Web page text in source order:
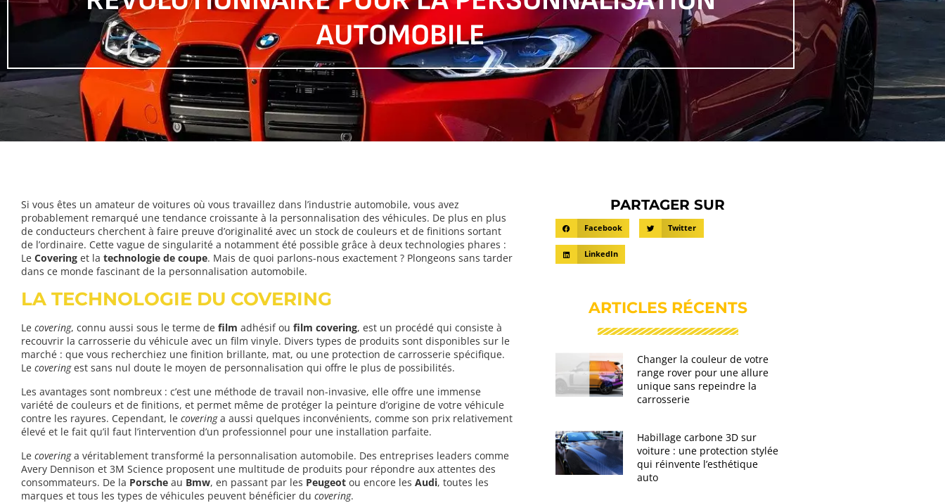
AUTOMOBILE
Si vous êtes un amateur de voitures où vous travaillez dans l’industrie automobile, vous avez
probablement remarqué une tendance croissante à la personnalisation des véhicules. De plus en plus
de conducteurs cherchent à faire preuve d’originalité avec un stock de couleurs et de finitions sortant
de l’ordinaire. Cette vague de singularité a notamment été possible grâce à deux technologies phares :
Le Covering et la technologie de coupe. Mais de quoi parlons-nous exactement ? Plongeons sans tarder
dans ce monde fascinant de la personnalisation automobile.
LA TECHNOLOGIE DU COVERING
Le covering, connu aussi sous le terme de film adhésif ou film covering, est un procédé qui consiste à
recouvrir la carrosserie du véhicule avec un film vinyle. Divers types de produits sont disponibles sur le
marché : que vous recherchiez une finition brillante, mat, ou une protection de carrosserie spécifique.
Le coveringest sans nul doute le moyen de personnalisation qui offre le plus de possibilités.
Les avantages sont nombreux : c’est une méthode de travail non-invasive, elle offre une immense
variété de couleurs et de finitions, et permet même de protéger la peinture d’origine de votre véhicule
contre les rayures. Cependant, le coveringa aussi quelques inconvénients, comme son prix relativement
élevé et le fait qu’il faut l’intervention d’un professionnel pour une installation parfaite.
Le coveringa véritablement transformé la personnalisation automobile. Des entreprises leaders comme
Avery Dennison et 3M Science proposent une multitude de produits pour répondre aux attentes des
consommateurs. De la Porsche au Bmw, en passant par les Peugeot ou encore les Audi, toutes les
marques et tous les types de véhicules peuvent bénéficier du covering.
PARTAGER SUR
Facebook Twitter
LinkedIn
ARTICLES RÉCENTS
Changer la couleur de votre
range rover pour une allure
unique sans repeindre la
carrosserie
Habillage carbone 3D sur
voiture : une protection stylée
qui réinvente l’esthétique
auto